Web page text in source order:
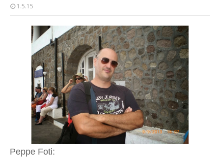
1.5.15
Peppe Foti: